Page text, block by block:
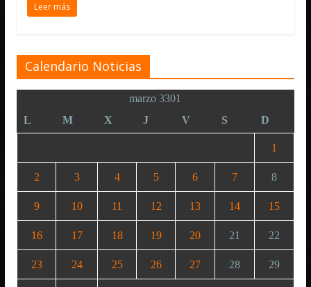
Leer más
Calendario Noticias
marzo 3301
L
M X J V S D
1
2 3 4 5 6 7 8
9 10 11 12 13 14 15
16 17 18 19 20 21 22
23 24 25 26 27 28 29